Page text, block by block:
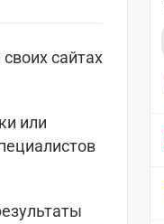
сайтах
или